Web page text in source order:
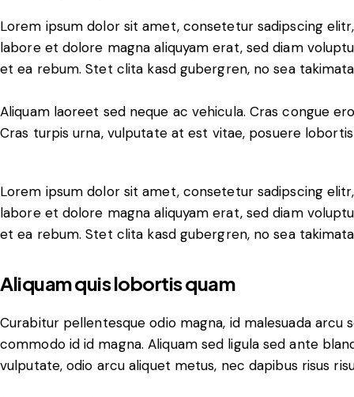
Lorem ipsum dolor sit amet, consetetur sadipscing
labore et dolore magna aliquyam erat, sed diam
et ea rebum. Stet clita kasd gubergren, no sea
Aliquam laoreet sed neque ac vehicula. Cras congue
Cras turpis urna, vulputate at est vitae, posuere
Lorem ipsum dolor sit amet, consetetur sadipscing
labore et dolore magna aliquyam erat, sed diam
et ea rebum. Stet clita kasd gubergren, no sea
Aliquam quis lobortis quam
Curabitur pellentesque odio magna, id malesuada arcu
commodo id id magna. Aliquam sed ligula sed ante
vulputate, odio arcu aliquet metus, nec dapibus risus